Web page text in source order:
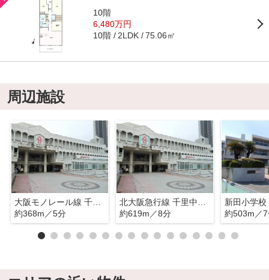
10階
6,480万円
10階 2LDK 75.06㎡
周辺施設
大阪モノレール線 千里中央駅
約368m／5分
約619m／8分
新田小学校
約503m／